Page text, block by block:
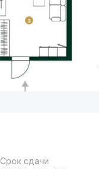
Срок сдачи